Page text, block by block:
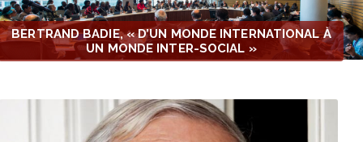
BERTRAND BADIE, « D’UN MONDE INTERNATIONAL À
UN MONDE INTER-SOCIAL »